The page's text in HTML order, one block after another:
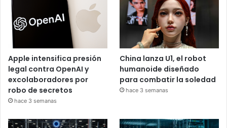
Apple intensifica presión
legal contra OpenAI y
excolaboradores por
robo de secretos
hace 3 semanas
China lanza U1, el robot
humanoide diseñado
para combatir la soledad
hace 3 semanas